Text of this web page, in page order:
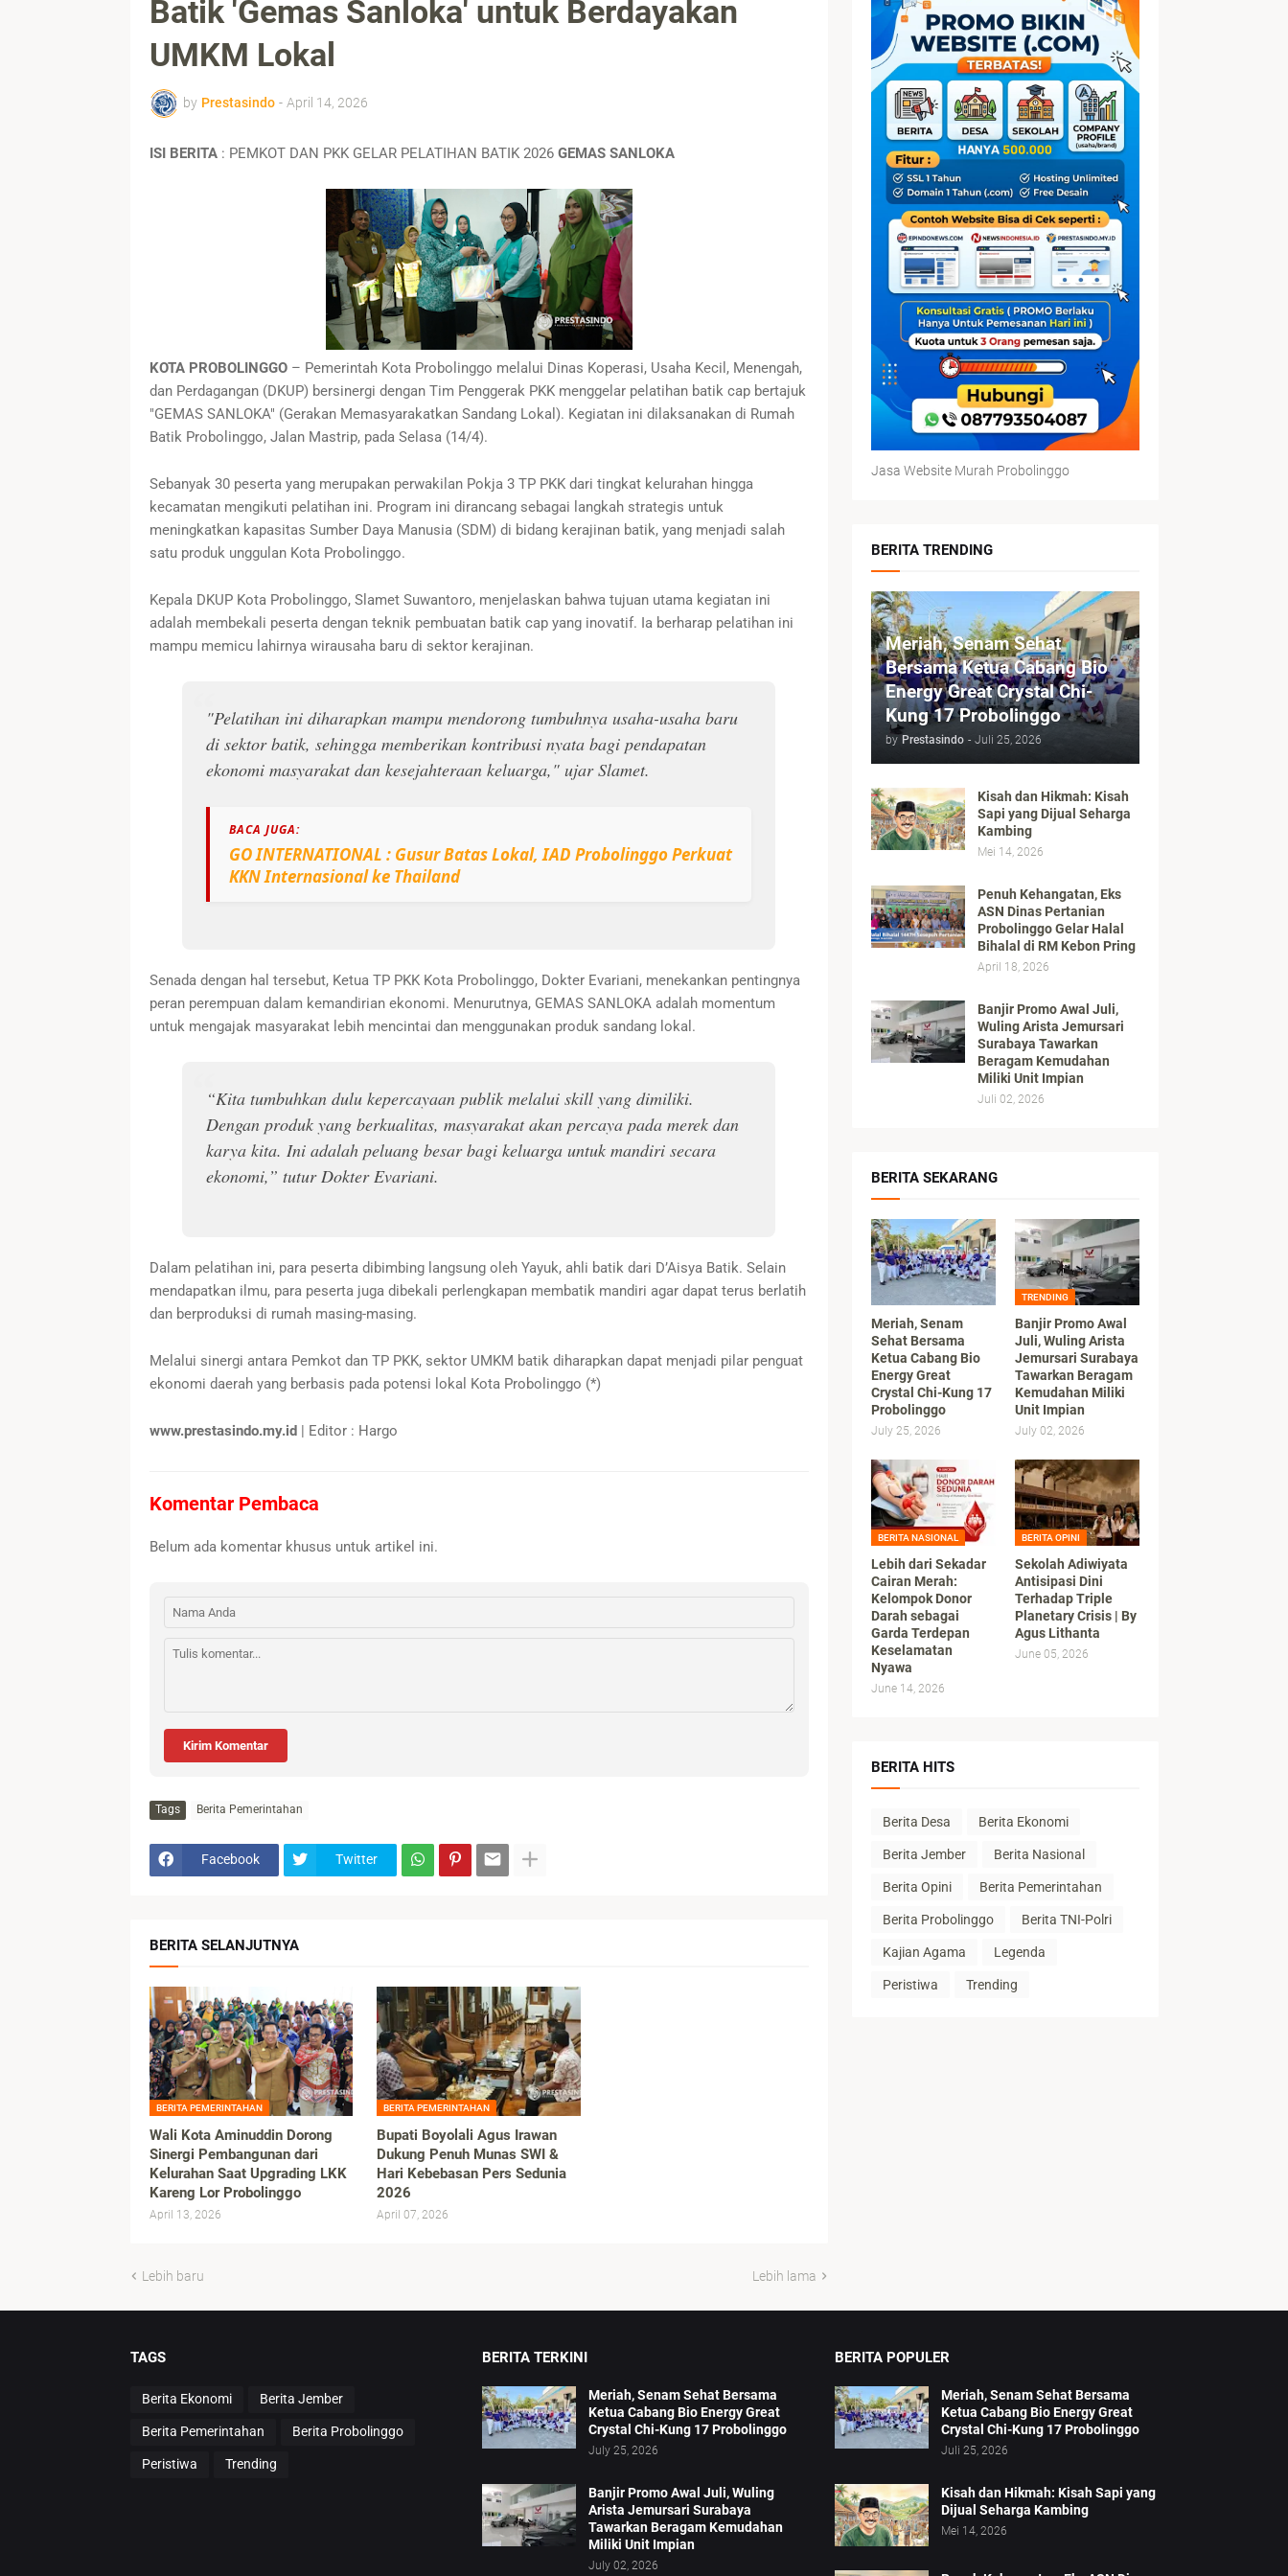
Batik 'Gemas Sanloka' untuk Berdayakan
UMKM Lokal
by Prestasindo - April 14, 2026
ISI BERITA: PEMKOT DAN PKK GELAR PELATIHAN BATIK 2026 GEMAS SANLOKA
KOTA PROBOLINGGO– Pemerintah Kota Probolinggo melalui Dinas Koperasi, Usaha Kecil, Menengah,
dan Perdagangan (DKUP) bersinergi dengan Tim Penggerak PKK menggelar pelatihan batik cap bertajuk
"GEMAS SANLOKA" (Gerakan Memasyarakatkan Sandang Lokal). Kegiatan ini dilaksanakan di Rumah
Batik Probolinggo, Jalan Mastrip, pada Selasa (14/4).
Sebanyak 30 peserta yang merupakan perwakilan Pokja 3 TP PKK dari tingkat kelurahan hingga
kecamatan mengikuti pelatihan ini. Program ini dirancang sebagai langkah strategis untuk
meningkatkan kapasitas Sumber Daya Manusia (SDM) di bidang kerajinan batik, yang menjadi salah
satu produk unggulan Kota Probolinggo.
Kepala DKUP Kota Probolinggo, Slamet Suwantoro, menjelaskan bahwa tujuan utama kegiatan ini
adalah membekali peserta dengan teknik pembuatan batik cap yang inovatif. Ia berharap pelatihan ini
mampu memicu lahirnya wirausaha baru di sektor kerajinan.
"Pelatihan ini diharapkan mampu mendorong tumbuhnya usaha-usaha baru
di sektor batik, sehingga memberikan kontribusi nyata bagi pendapatan
ekonomi masyarakat dan kesejahteraan keluarga," ujar Slamet.
BACA JUGA:
GO INTERNATIONAL : Gusur Batas Lokal, IAD Probolinggo Perkuat
KKN Internasional ke Thailand
Senada dengan hal tersebut, Ketua TP PKK Kota Probolinggo, Dokter Evariani, menekankan pentingnya
peran perempuan dalam kemandirian ekonomi. Menurutnya, GEMAS SANLOKA adalah momentum
untuk mengajak masyarakat lebih mencintai dan menggunakan produk sandang lokal.
“Kita tumbuhkan dulu kepercayaan publik melalui skill yang dimiliki.
Dengan produk yang berkualitas, masyarakat akan percaya pada merek dan
karya kita. Ini adalah peluang besar bagi keluarga untuk mandiri secara
ekonomi,” tutur Dokter Evariani.
Dalam pelatihan ini, para peserta dibimbing langsung oleh Yayuk, ahli batik dari D’Aisya Batik. Selain
mendapatkan ilmu, para peserta juga dibekali perlengkapan membatik mandiri agar dapat terus berlatih
dan berproduksi di rumah masing-masing.
Melalui sinergi antara Pemkot dan TP PKK, sektor UMKM batik diharapkan dapat menjadi pilar penguat
ekonomi daerah yang berbasis pada potensi lokal Kota Probolinggo (*)
www.prestasindo.my.id| Editor : Hargo
Komentar Pembaca
Belum ada komentar khusus untuk artikel ini.
Kirim Komentar
Tags Berita Pemerintahan
Facebook Twitter
BERITA SELANJUTNYA
BERITA PEMERINTAHAN
Wali Kota Aminuddin Dorong
Sinergi Pembangunan dari
Kelurahan Saat Upgrading LKK
Kareng Lor Probolinggo
April 13, 2026
BERITA PEMERINTAHAN
Bupati Boyolali Agus Irawan
Dukung Penuh Munas SWI &
Hari Kebebasan Pers Sedunia
2026
April 07, 2026
Lebih baru Lebih lama
Jasa Website Murah Probolinggo
BERITA TRENDING
Meriah, Senam Sehat
Bersama Ketua Cabang Bio
Energy Great Crystal Chi-
Kung 17 Probolinggo
by Prestasindo - Juli 25, 2026
Kisah dan Hikmah: Kisah
Sapi yang Dijual Seharga
Kambing
Mei 14, 2026
Penuh Kehangatan, Eks
ASN Dinas Pertanian
Probolinggo Gelar Halal
Bihalal di RM Kebon Pring
April 18, 2026
Banjir Promo Awal Juli,
Wuling Arista Jemursari
Surabaya Tawarkan
Beragam Kemudahan
Miliki Unit Impian
Juli 02, 2026
BERITA SEKARANG
Meriah, Senam
Sehat Bersama
Ketua Cabang Bio
Energy Great
Crystal Chi-Kung 17
Probolinggo
July 25, 2026
TRENDING
Banjir Promo Awal
Juli, Wuling Arista
Jemursari Surabaya
Tawarkan Beragam
Kemudahan Miliki
Unit Impian
July 02, 2026
BERITA NASIONAL
Lebih dari Sekadar
Cairan Merah:
Kelompok Donor
Darah sebagai
Garda Terdepan
Keselamatan
Nyawa
June 14, 2026
BERITA OPINI
Sekolah Adiwiyata
Antisipasi Dini
Terhadap Triple
Planetary Crisis | By
Agus Lithanta
June 05, 2026
BERITA HITS
Berita Desa Berita Ekonomi
Berita Jember Berita Nasional
Berita Opini Berita Pemerintahan
Berita Probolinggo Berita TNI-Polri
Kajian Agama Legenda
Peristiwa Trending
TAGS
Berita Ekonomi Berita Jember
Berita Pemerintahan Berita Probolinggo
Peristiwa Trending
BERITA TERKINI
Meriah, Senam Sehat Bersama
Ketua Cabang Bio Energy Great
Crystal Chi-Kung 17 Probolinggo
July 25, 2026
Banjir Promo Awal Juli, Wuling
Arista Jemursari Surabaya
Tawarkan Beragam Kemudahan
Miliki Unit Impian
July 02, 2026
BERITA POPULER
Meriah, Senam Sehat Bersama
Ketua Cabang Bio Energy Great
Crystal Chi-Kung 17 Probolinggo
Juli 25, 2026
Kisah dan Hikmah: Kisah Sapi yang
Dijual Seharga Kambing
Mei 14, 2026